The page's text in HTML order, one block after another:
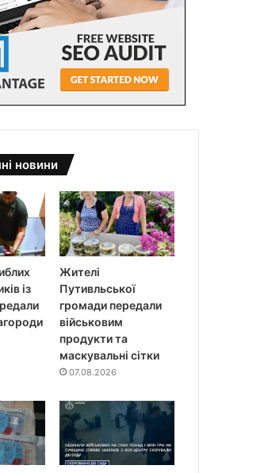
новини
із
Жителі
Путивльської
громади передали
військовим
продукти та
маскувальні сітки
07.08.2026